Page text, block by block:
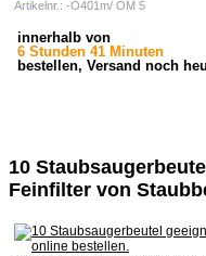
Artikelnr.: -O401m/ OM 5
innerhalb von
6 Stunden 41 Minuten
bestellen, Versand noch
10
Feinfilter von